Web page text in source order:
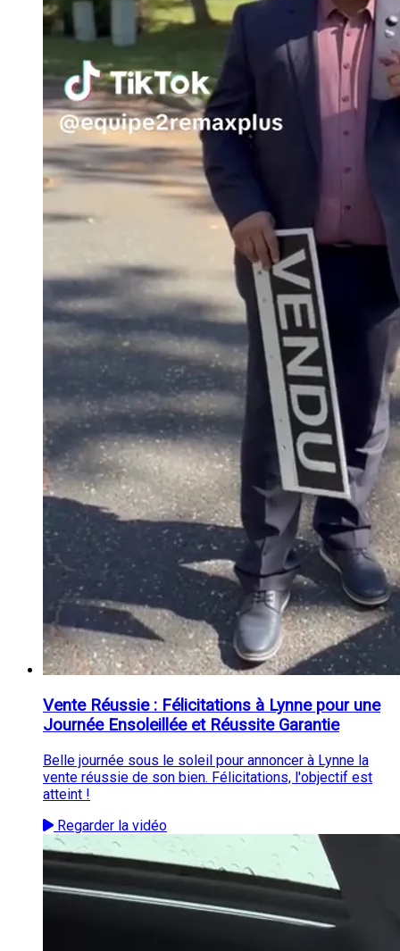
Vente Réussie : Félicitations à Lynne pour une
Journée Ensoleillée et Réussite Garantie
Belle journée sous le soleil pour annoncer à Lynne la
vente réussie de son bien. Félicitations, l'objectif est
atteint !
Regarder la vidéo